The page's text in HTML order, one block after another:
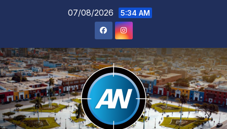
07/08/2026 5:34 AM